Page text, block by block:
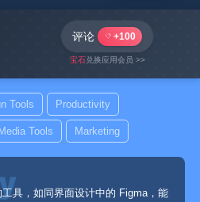
评论 +100
宝石兑换应用会员 >>
Tools Productivity
Tools Marketing
具，如同界面设计中的 Figma，能